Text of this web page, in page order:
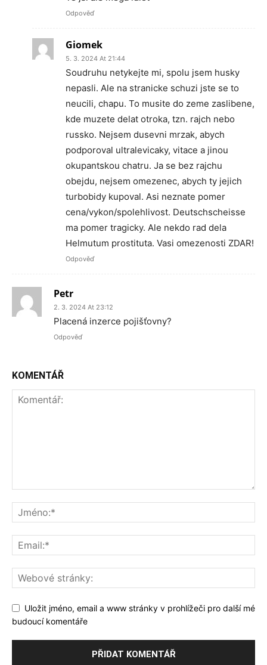
Odpověď
Giomek
5. 3. 2024 At 21:44
Soudruhu netykejte mi, spolu jsem husky
nepasli. Ale na stranicke schuzi jste se to
neucili, chapu. To musite do zeme zaslibene,
kde muzete delat otroka, tzn. rajch nebo
russko. Nejsem dusevni mrzak, abych
podporoval ultralevicaky, vitace a jinou
okupantskou chatru. Ja se bez rajchu
obejdu, nejsem omezenec, abych ty jejich
turbobidy kupoval. Asi neznate pomer
cena/vykon/spolehlivost. Deutschscheisse
ma pomer tragicky. Ale nekdo rad dela
Helmutum prostituta. Vasi omezenosti ZDAR!
Odpověď
Petr
2. 3. 2024 At 23:12
Placená inzerce pojišťovny?
Odpověď
KOMENTÁŘ
Uložit jméno, email a www stránky v prohlížeči pro další mé
budoucí komentáře